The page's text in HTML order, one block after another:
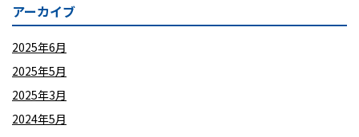
アーカイブ
2025年6月
2025年5月
2025年3月
2024年5月